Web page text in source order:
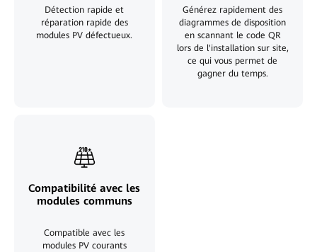
Détection rapide et
réparation rapide des
modules PV défectueux.
Générez rapidement des
diagrammes de disposition
en scannant le code QR
lors de l'installation sur site,
ce qui vous permet de
gagner du temps.
Compatibilité avec les
modules communs
Compatible avec les
modules PV courants